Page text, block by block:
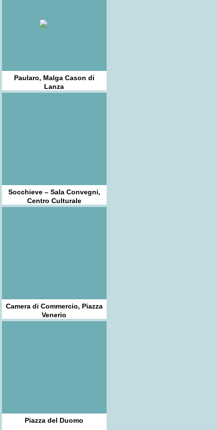
Paularo, Malga Cason di
Lanza
Socchieve – Sala Convegni,
Centro Culturale
Camera di Commercio, Piazza
Venerio
Piazza del Duomo